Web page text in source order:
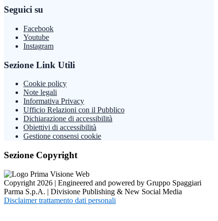
Seguici su
Facebook
Youtube
Instagram
Sezione Link Utili
Cookie policy
Note legali
Informativa Privacy
Ufficio Relazioni con il Pubblico
Dichiarazione di accessibilità
Obiettivi di accessibilità
Gestione consensi cookie
Sezione Copyright
Copyright 2026 | Engineered and powered by Gruppo Spaggiari
Parma S.p.A. | Divisione Publishing & New Social Media
Disclaimer trattamento dati personali